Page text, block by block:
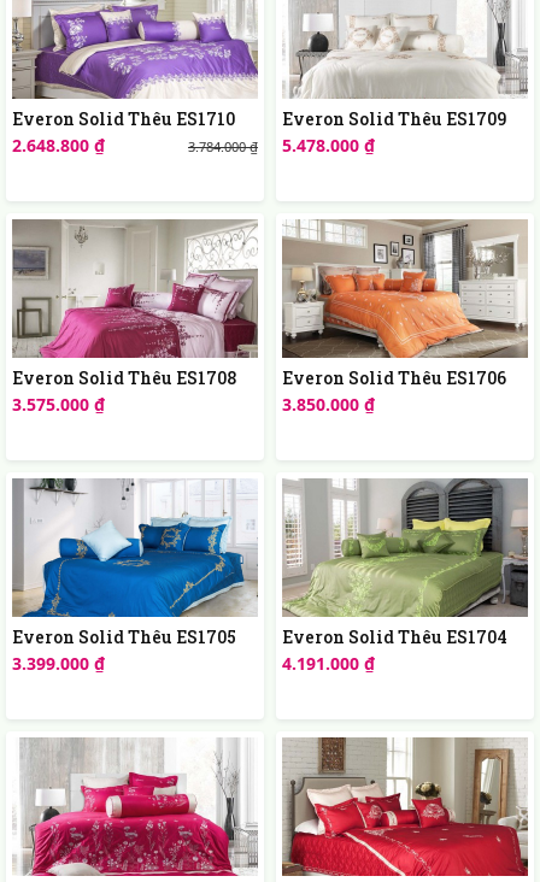
Everon Solid Thêu ES1710
3.784.000 ₫
2.648.800 ₫
Everon Solid Thêu ES1709
5.478.000 ₫
Everon Solid Thêu ES1708
3.575.000 ₫
Everon Solid Thêu ES1706
3.850.000 ₫
Everon Solid Thêu ES1705
3.399.000 ₫
Everon Solid Thêu ES1704
4.191.000 ₫